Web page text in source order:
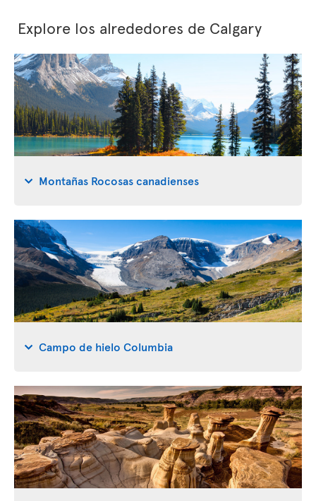
Explore los alrededores de Calgary
Montañas Rocosas canadienses
Campo de hielo Columbia